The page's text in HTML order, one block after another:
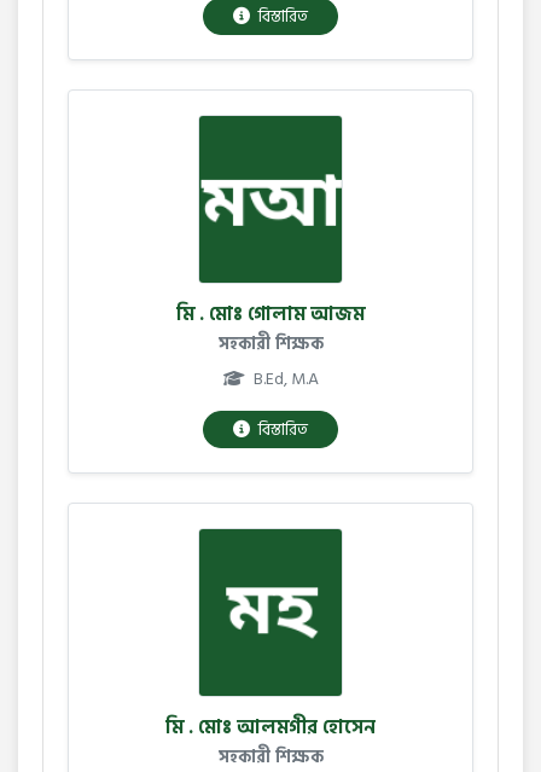
বিস্তারিত
মি . মোঃ গোলাম আজম
সহকারী শিক্ষক
B.Ed, M.A
বিস্তারিত
মি . মোঃ আলমগীর হোসেন
সহকারী শিক্ষক